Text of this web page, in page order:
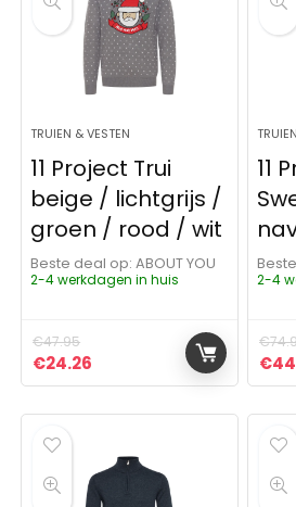
TRUIEN & VESTEN
11 Project Trui
beige / lichtgrijs /
groen / rood / wit
Beste deal op:
ABOUT YOU
2-4 werkdagen in huis
€47.95
Oorspronkelijke prijs was:
€24.26 Huidige prijs is: €24.26.
11
2-4
€
€